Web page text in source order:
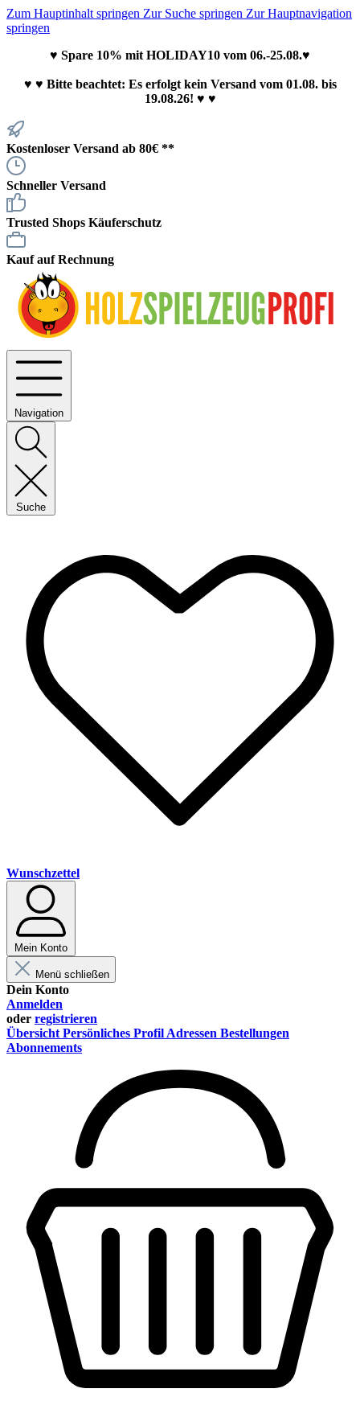
Zum Hauptinhalt springen Zur Suche springen Zur Hauptnavigation
springen
♥ Spare 10% mit HOLIDAY10 vom 06.-25.08.♥
♥ ♥ Bitte beachtet: Es erfolgt kein Versand vom 01.08. bis
19.08.26! ♥ ♥
Kostenloser Versand ab 80€ **
Schneller Versand
Trusted Shops Käuferschutz
Kauf auf Rechnung
Navigation
Suche
Wunschzettel
Mein Konto
Menü schließen
Dein Konto
Anmelden
oder registrieren
Übersicht Persönliches Profil Adressen Bestellungen
Abonnements